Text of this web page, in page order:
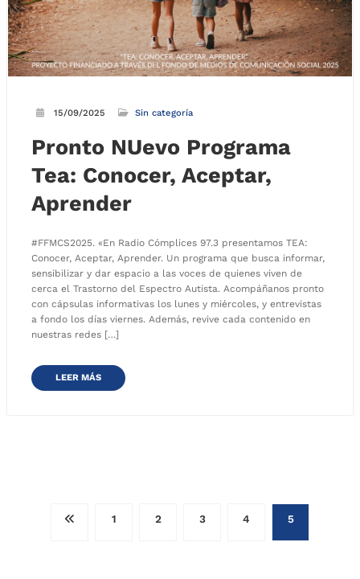
15/09/2025 Sin categoría
Pronto NUevo Programa
Tea: Conocer, Aceptar,
Aprender
#FFMCS2025. «En Radio Cómplices 97.3 presentamos TEA:
Conocer, Aceptar, Aprender. Un programa que busca informar,
sensibilizar y dar espacio a las voces de quienes viven de
cerca el Trastorno del Espectro Autista. Acompáñanos pronto
con cápsulas informativas los lunes y miércoles, y entrevistas
a fondo los días viernes. Además, revive cada contenido en
nuestras redes […]
LEER MÁS
Paginación
1 2 3 4 5